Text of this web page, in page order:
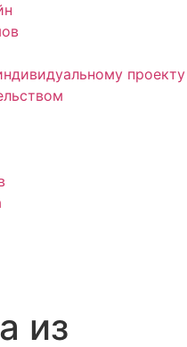
проекту
из